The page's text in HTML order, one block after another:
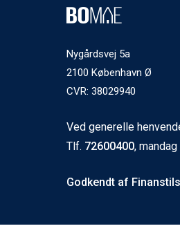
Nygårdsvej 5a
2100 København Ø
CVR: 38029940
Ved generelle
Tlf. 72600400,
Godkendt af